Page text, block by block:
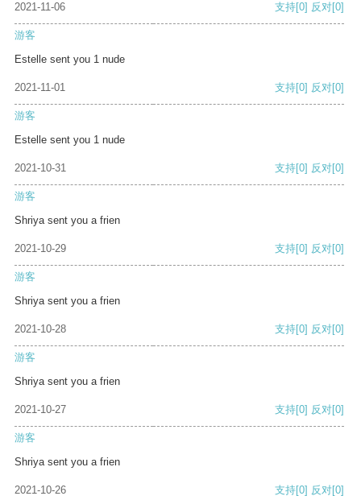
2021-11-06 支持[0] 反对[0]
游客
Estelle sent you 1 nude
2021-11-01 支持[0] 反对[0]
游客
Estelle sent you 1 nude
2021-10-31 支持[0] 反对[0]
游客
Shriya sent you a frien
2021-10-29 支持[0] 反对[0]
游客
Shriya sent you a frien
2021-10-28 支持[0] 反对[0]
游客
Shriya sent you a frien
2021-10-27 支持[0] 反对[0]
游客
Shriya sent you a frien
2021-10-26 支持[0] 反对[0]